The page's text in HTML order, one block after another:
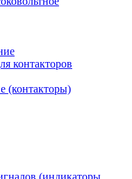
контакторов
(контакторы)
(индикаторы,